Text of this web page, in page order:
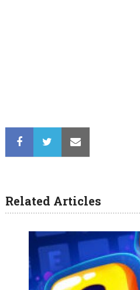
Related Articles